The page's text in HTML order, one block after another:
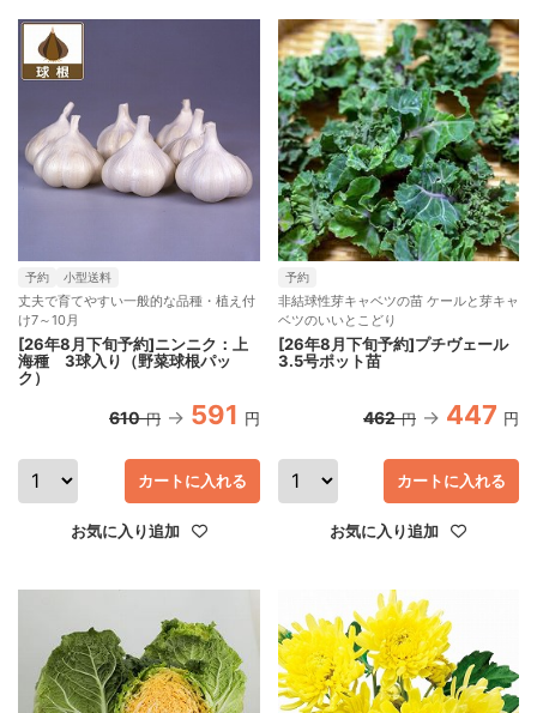
予約 小型送料
丈夫で育てやすい一般的な品種・植え付
け7～10月
[26年8月下旬予約]ニンニク：上
海種 3球入り（野菜球根パッ
ク）
610 円 591 円
お気に入り追加
カートに入れる
予約
非結球性芽キャベツの苗 ケールと芽キャ
ベツのいいとこどり
[26年8月下旬予約]プチヴェール
3.5号ポット苗
462 円 447 円
お気に入り追加
カートに入れる